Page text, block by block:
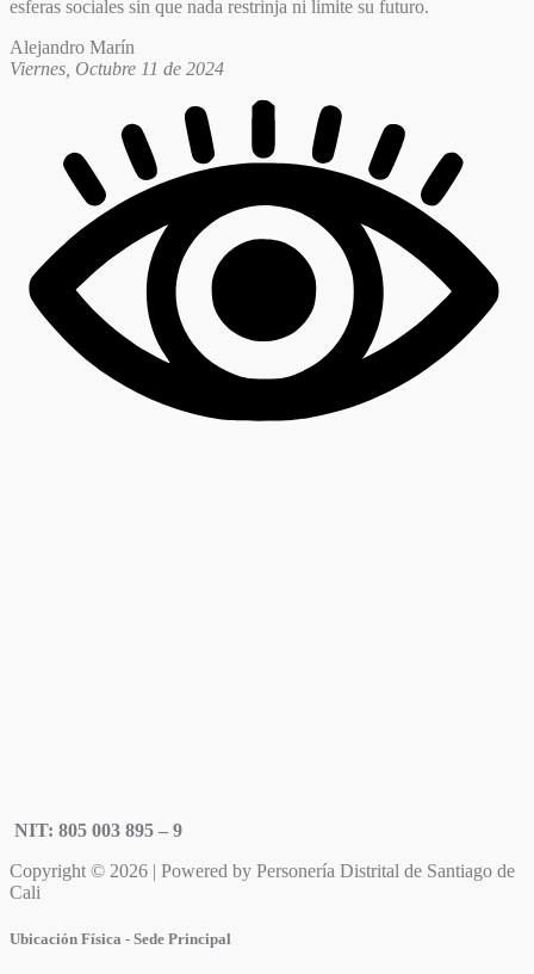
esferas sociales sin que nada restrinja ni limite su futuro.
Alejandro Marín
Viernes, Octubre 11 de 2024
NIT: 805 003 895 – 9
Copyright © 2026 | Powered by Personería Distrital de Santiago de
Cali
Ubicación Física - Sede Principal